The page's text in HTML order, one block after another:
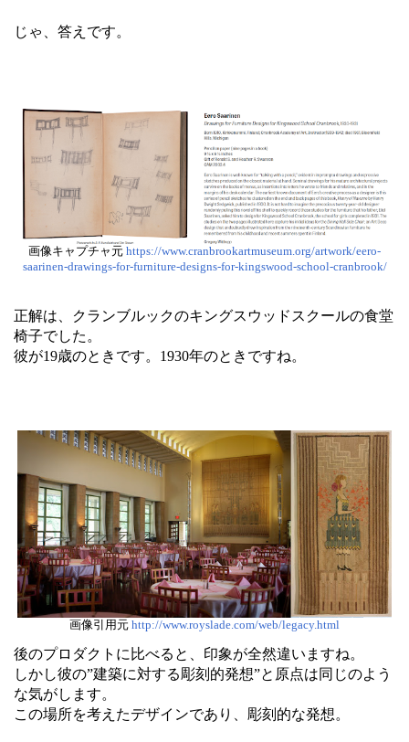
じゃ、答えです。
画像キャプチャ元 https://www.cranbrookartmuseum.org/artwork/eero-
saarinen-drawings-for-furniture-designs-for-kingswood-school-cranbrook/
正解は、クランブルックのキングスウッドスクールの食堂
椅子でした。
彼が19歳のときです。1930年のときですね。
画像引用元 http://www.royslade.com/web/legacy.html
後のプロダクトに比べると、印象が全然違いますね。
しかし彼の”建築に対する彫刻的発想”と原点は同じのよう
な気がします。
この場所を考えたデザインであり、彫刻的な発想。